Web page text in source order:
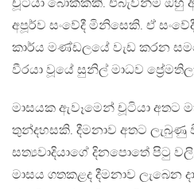
චූටියා බොක්කකි. එබැවින්ම ඔහු
අපූර්ව සංවේදී මිනිසෙකි. ඒ
කාර්ය මණ්ඩලයේ වැඩ කරන
වීරයා වූයේ සුනිල් මාධව
මාසයක ඇවෑමෙන් චූටියා අතට
තුන්දහසකි. දීමනාව අතට ලැබුණු
සත්‍යවාදියාගේ දිනපොතේ පිටු
මාසය ගතකළද දීමනාව ලැබෙන